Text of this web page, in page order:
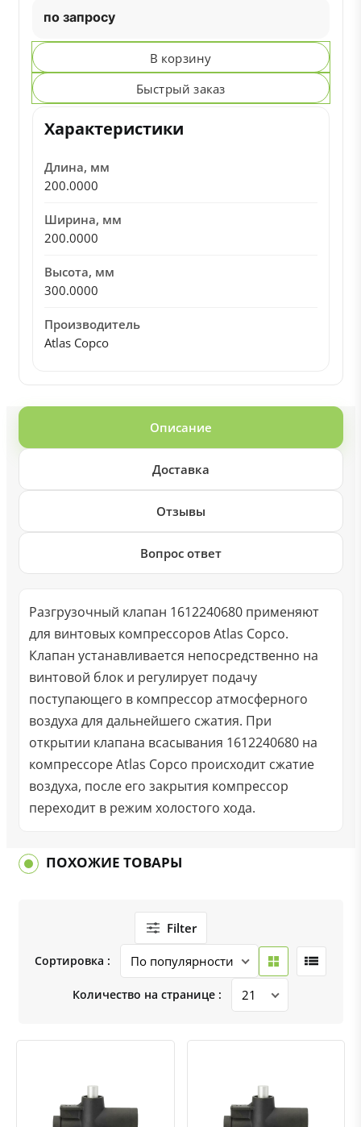
по запросу
В корзину
Быстрый заказ
Характеристики
Длина, мм
200.0000
Ширина, мм
200.0000
Высота, мм
300.0000
Производитель
Atlas Copco
Описание
Доставка
Отзывы
Вопрос ответ
Разгрузочный клапан 1612240680 применяют
для винтовых компрессоров Atlas Copco.
Клапан устанавливается непосредственно на
винтовой блок и регулирует подачу
поступающего в компрессор атмосферного
воздуха для дальнейшего сжатия. При
открытии клапана всасывания 1612240680 на
компрессоре Atlas Copco происходит сжатие
воздуха, после его закрытия компрессор
переходит в режим холостого хода.
ПОХОЖИЕ ТОВАРЫ
Filter
Сортировка :
Количество на странице :